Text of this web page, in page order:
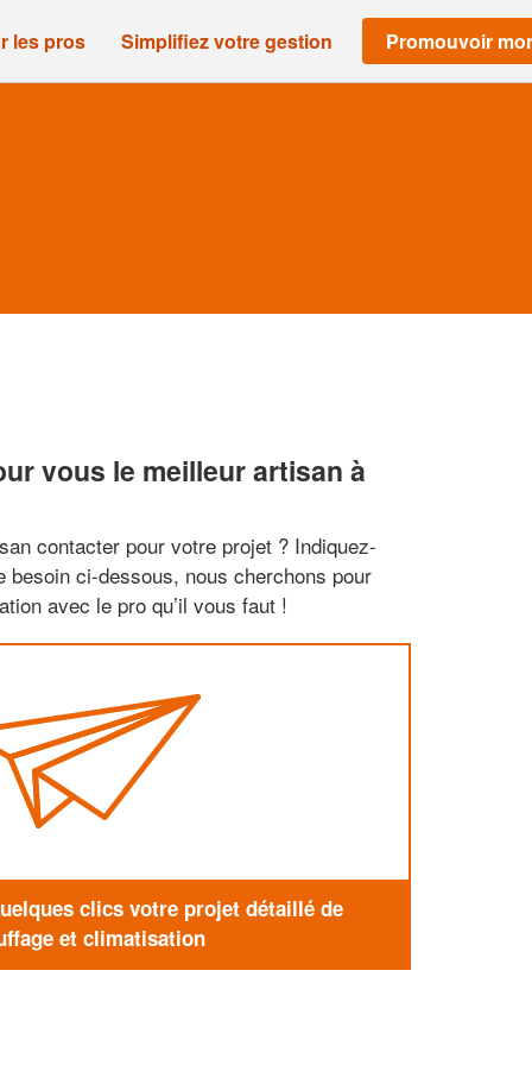
les pros Simplifiez votre gestion Promouvoir
vous le meilleur artisan à
contacter pour votre projet ? Indiquez-
besoin ci-dessous, nous cherchons pour
avec le pro qu’il vous faut !
clics votre projet détaillé de
et climatisation